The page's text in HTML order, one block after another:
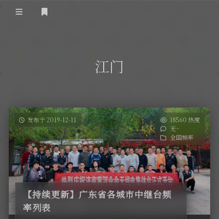
关于黄河
黄河使命
黄河新闻
政策法规
活动竞赛
行业新闻
无线电资料
BA4II
图文教程
视频资料
HAM技巧
器材专区
车载类别
摩托车
编号申请
黄河直播
编号查询
江门
发布于 2019-12-11
18560 热度
无~
全国频率
【持续更新】广东省各城市中继台频
率列表